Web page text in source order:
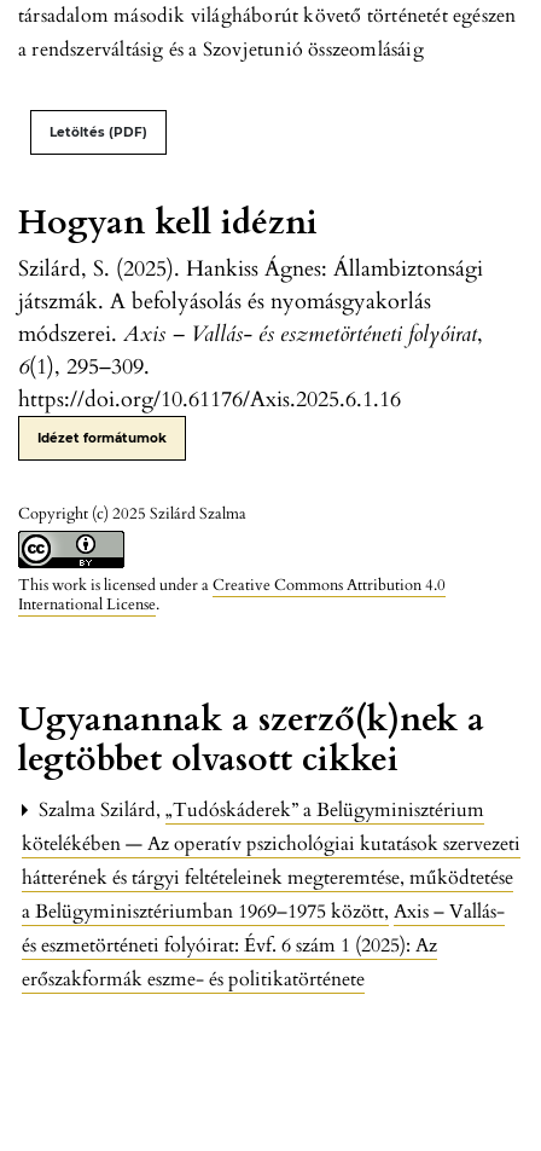
Hogyan kell idézni
Szilárd, S. (2025). Hankiss Ágnes: Állambiztonsági
játszmák. A befolyásolás és nyomásgyakorlás
módszerei. Axis – Vallás- és eszmetörténeti folyóirat,
6(1), 295–309.
https://doi.org/10.61176/Axis.2025.6.1.16
Idézet formátumok
Copyright (c) 2025 Szilárd Szalma
This work is licensed under aCreative Commons Attribution 4.0
International License.
társadalom második világháborút követő történetét egészen
a rendszerváltásig és a Szovjetunió összeomlásáig
Letöltés (PDF)
Ugyanannak a szerző(k)nek a
legtöbbet olvasott cikkei
Szalma Szilárd, „Tudóskáderek” a Belügyminisztérium
kötelékében — Az operatív pszichológiai kutatások szervezeti
hátterének és tárgyi feltételeinek megteremtése, működtetése
a Belügyminisztériumban 1969–1975 között, Axis – Vallás-
és eszmetörténeti folyóirat: Évf. 6 szám 1 (2025): Az
erőszakformák eszme- és politikatörténete